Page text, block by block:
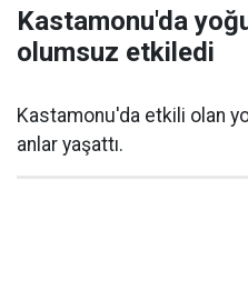
Kastamonu'da
olumsuz etkiledi
Kastamonu'da etkili olan
anlar yaşattı.